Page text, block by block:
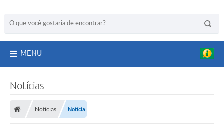
MENU
Notícias
Notícias Notícia